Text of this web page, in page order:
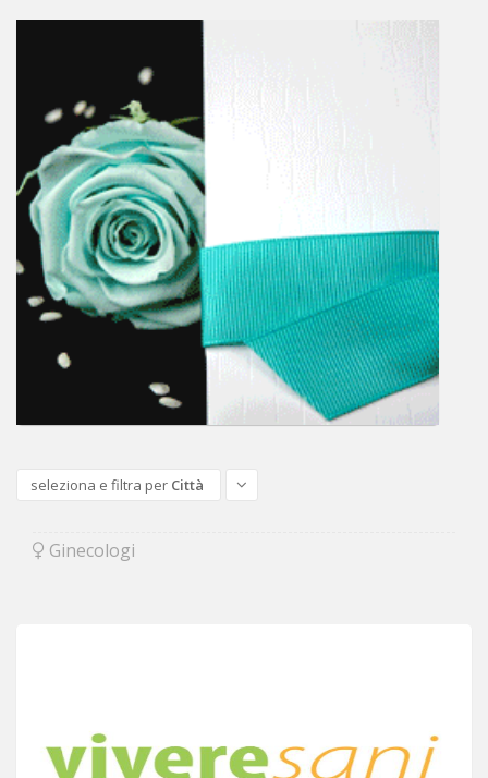
seleziona e filtra per Città
Ginecologi